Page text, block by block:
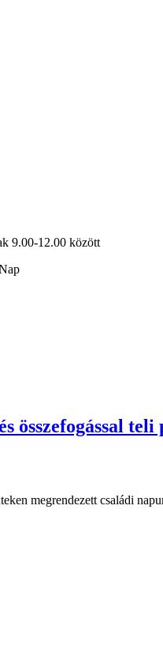
9.00-12.00 között
összefogással teli
megrendezett családi